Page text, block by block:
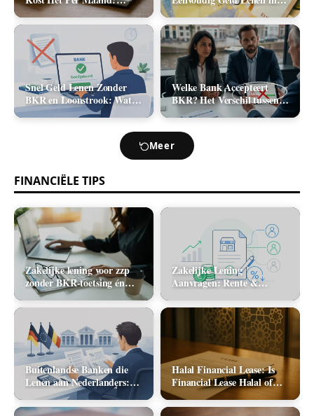
(Rente & Maandlasten
2026)
2026
Snel Geld Lenen Zonder
BKR en Loonstrook: Wat
Zijn Je Opties?
Welke Bank Accepteert
BKR? Het Verschil tussen
Positief en Negatief BKR
Meer
FINANCIËLE TIPS
Zakelijke lening voor zzp
zonder BKR-toetsing én
zonder jaarcijfers: kan het
in 2026?
Zakelijke Lening
Aanvragen: Rente &
Buitenlandse Banken die
Lenen aan Nederlanders:
Complete Lijst +
Vergelijking 2026
Halal Financial Lease: Is
Financial Lease Halal of
Haram?